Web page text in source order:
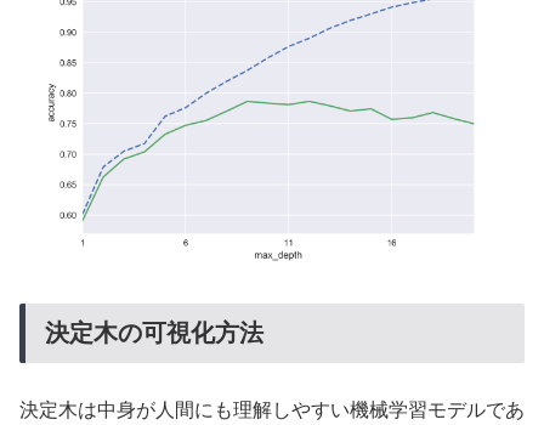
決定木の可視化方法
決定木は中身が人間にも理解しやすい機械学習モデルであ